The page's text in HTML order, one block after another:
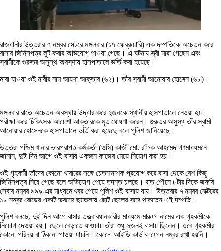
রাজধানীর উত্তরার ৭ নম্বর সেক্টরে মঙ্গলবার (১৭ ফেব্রুয়ারি) এক দম্পতিকে অচেতন করে
বাসার জিনিসপত্র লুট করার অভিযোগ পাওয়া গেছে। এ ঘটনায় স্ত্রী মারা গেছেন এবং
স্বামীকে গুরুতর অসুস্থ অবস্থায় হাসপাতালে ভর্তি করা হয়েছে।
মারা যাওয়া ওই নারীর নাম আয়শা আক্তার (৬২)। তাঁর স্বামী আনোয়ার হোসেন (৬৮)।
মঙ্গলবার রাতে অচেতন অবস্থায় উদ্ধার করে দুজনকে স্থানীয় হাসপাতালে নেওয়া হয়।
পরীক্ষা করে চিকিৎসক আয়েশা আক্তারকে মৃত ঘোষণা করেন। গুরুতর অসুস্থ তাঁর স্বামী
আনোয়ার হোসেনকে হাসপাতালে ভর্তি করা হয়েছে বলে পুলিশ জানিয়েছে।
উত্তরা পশ্চিম থানার ভারপ্রাপ্ত কর্মকর্তা (ওসি) কাজী মো. রফিক আহমেদ গণমাধ্যমনে
জানান, দুই দিন আগে ওই বাসায় একজন কাজের মেয়ে নিয়োগ করা হয়।
ওই গৃহকর্মী তাঁদের কোনো খাবারের সঙ্গে চেতনানাশক প্রয়োগ করে বাসা থেকে বেশ কিছু
জিনিসপত্র নিয়ে গেছে বলে অভিযোগ পেয়ে তদন্ত চলছে। রাত পৌনে ৮টার দিকে জরুরি
সেবার নম্বর ৯৯৯-এর মাধ্যমে খবর পেয়ে পুলিশ ওই বাসায় যায়। উত্তরার ৭ নম্বর সেক্টরের
১৮ নম্বর রোডের একটি ভবনের ছয়তলায় ছোট ছেলের সঙ্গে থাকতেন এই দম্পতি।
পুলিশ বলছে, দুই দিন আগে বাসার তত্ত্বাবধানকারীর মাধ্যমে মারুফা নামের এক গৃহকর্মীকে
নিয়োগ দেওয়া হয়। ছেলে বেড়াতে যাওয়ায় তাঁরা শুধু দুজনই বাসায় ছিলেন। তবে গৃহকর্মীর
কোনো পরিচয় বা ঠিকানা পাওয়া যায়নি। কোনো আইডি কার্ড বা ফোন নম্বর রাখা হয়নি।